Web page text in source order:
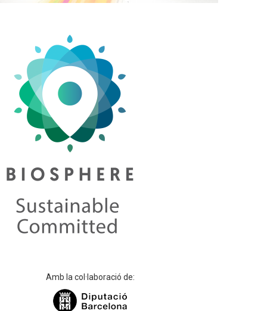
Amb la col·laboració de: